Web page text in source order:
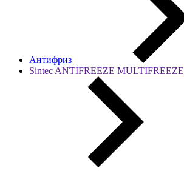
Антифриз
Sintec ANTIFREEZE MULTIFREEZE